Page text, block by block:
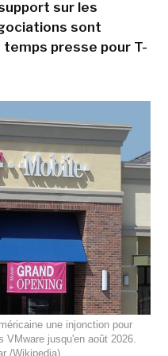
sur les
sont
presse pour T-
une injonction pour
VMware jusqu'en août 2026.
/Wikipedia)